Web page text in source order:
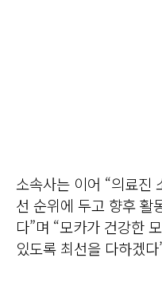
소속사는 이어 “의료진
선 순위에 두고 향후 활
다”며 “모카가 건강한
있도록 최선을 다하겠